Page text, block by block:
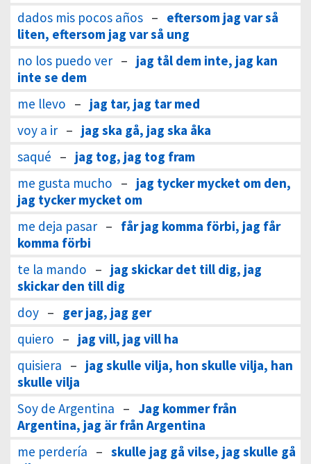
dados mis pocos años – eftersom jag var så
liten, eftersom jag var så ung
no los puedo ver – jag tål dem inte, jag kan
inte se dem
me llevo – jag tar, jag tar med
voy a ir – jag ska gå, jag ska åka
saqué – jag tog, jag tog fram
me gusta mucho – jag tycker mycket om den,
jag tycker mycket om
me deja pasar – får jag komma förbi, jag får
komma förbi
te la mando – jag skickar det till dig, jag
skickar den till dig
doy – ger jag, jag ger
quiero – jag vill, jag vill ha
quisiera – jag skulle vilja, hon skulle vilja, han
skulle vilja
Soy de Argentina – Jag kommer från
Argentina, jag är från Argentina
me perdería – skulle jag gå vilse, jag skulle gå